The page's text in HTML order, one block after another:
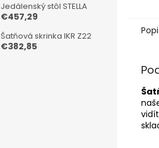
Jedálenský stôl STELLA
€457,29
Šatňová skrinka IKR Z22
€382,85